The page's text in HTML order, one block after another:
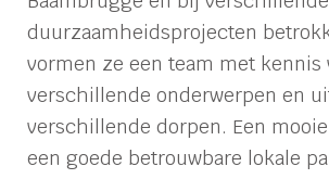
duurzaamheidsprojecten
vormen ze een team met kennis
verschillende onderwerpen en
verschillende dorpen. Een
een goede betrouwbare lokale